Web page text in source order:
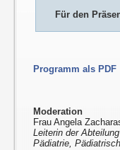
Für den
Programm als PDF
Moderation
Frau Angela
Leiterin der
Pädiatrie,